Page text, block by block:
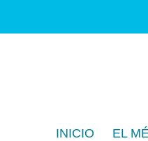
INICIO EL